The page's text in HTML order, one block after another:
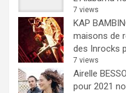
7 views
KAP
maisons de
des Inrocks
7 views
Airelle
pour 2021